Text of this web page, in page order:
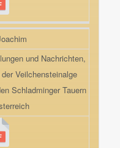
und Nachrichten,
Veilchensteinalge
Schladminger Tauern